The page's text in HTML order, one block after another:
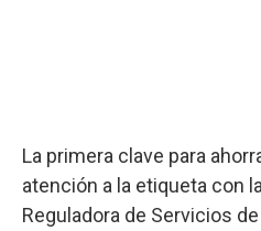
La primera clave para
atención a la etiqueta con
Reguladora de Servicios